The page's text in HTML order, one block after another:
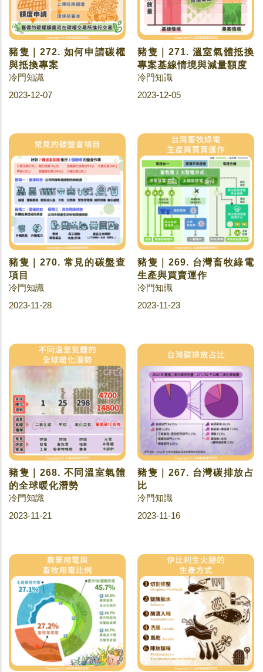
豬隻｜272. 如何申請碳權
與抵換專案
冷門知識
2023-12-07
豬隻｜271. 溫室氣體抵換
專案基線情境與減量額度
冷門知識
2023-12-05
豬隻｜270. 常見的碳盤查
項目
冷門知識
2023-11-28
豬隻｜269. 台灣畜牧綠電
生產與買賣運作
冷門知識
2023-11-23
豬隻｜268. 不同溫室氣體
的全球暖化潛勢
冷門知識
2023-11-21
豬隻｜267. 台灣碳排放占
比
冷門知識
2023-11-16